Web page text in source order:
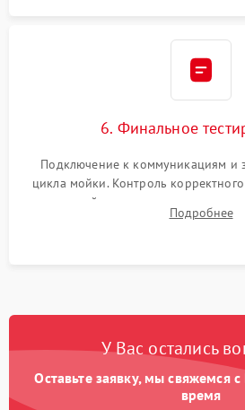
6. Финальное
Подключение к коммуникациям и
цикла мойки. Контроль
до нужной температуры,
штатного слива и абсолютной
Подробнее
У Вас остались
Оставьте заявку, мы свяжемся
время